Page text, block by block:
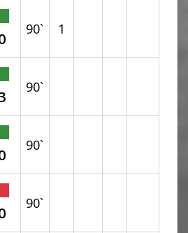
90` 1
90`
90`
90`